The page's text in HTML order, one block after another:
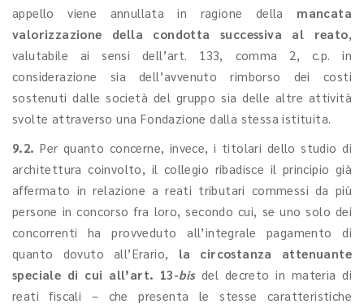
appello viene annullata in ragione della mancata
valorizzazione della condotta successiva al reato,
valutabile ai sensi dell’art. 133, comma 2, c.p. in
considerazione sia dell’avvenuto rimborso dei costi
sostenuti dalle società del gruppo sia delle altre attività
svolte attraverso una Fondazione dalla stessa istituita.
9.2. Per quanto concerne, invece, i titolari dello studio di
architettura coinvolto, il collegio ribadisce il principio già
affermato in relazione a reati tributari commessi da più
persone in concorso fra loro, secondo cui, se uno solo dei
concorrenti ha provveduto all’integrale pagamento di
quanto dovuto all’Erario, la circostanza attenuante
speciale di cui all’art. 13-bisdel decreto in materia di
reati fiscali – che presenta le stesse caratteristiche